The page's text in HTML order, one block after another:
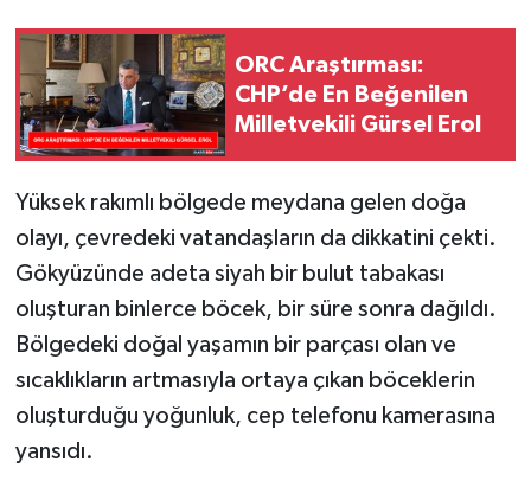
ORC Araştırması:
CHP’de En Beğenilen
Milletvekili Gürsel Erol
Yüksek rakımlı bölgede meydana gelen doğa
olayı, çevredeki vatandaşların da dikkatini çekti.
Gökyüzünde adeta siyah bir bulut tabakası
oluşturan binlerce böcek, bir süre sonra dağıldı.
Bölgedeki doğal yaşamın bir parçası olan ve
sıcaklıkların artmasıyla ortaya çıkan böceklerin
oluşturduğu yoğunluk, cep telefonu kamerasına
yansıdı.
SAĞLIK
SİYASET
SPOR
TEKNOLOJİ
YAŞAM